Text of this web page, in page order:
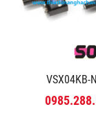
VSX04KB-